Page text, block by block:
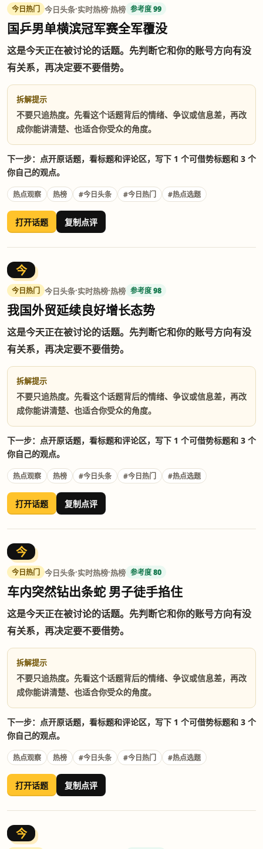
今日热门 今日头条·实时热榜·热榜 参考度 99
国乒男单横滨冠军赛全军覆没
这是今天正在被讨论的话题。先判断它和你的账号方向有没
有关系，再决定要不要借势。
拆解提示
不要只追热度。先看这个话题背后的情绪、争议或信息差，再改
成你能讲清楚、也适合你受众的角度。
下一步：点开原话题，看标题和评论区，写下 1 个可借势标题和 3 个
你自己的观点。
热点观察 热榜 #今日头条 #今日热门 #热点选题
打开话题 复制点评
今
今日热门 今日头条·实时热榜·热榜 参考度 98
我国外贸延续良好增长态势
这是今天正在被讨论的话题。先判断它和你的账号方向有没
有关系，再决定要不要借势。
拆解提示
不要只追热度。先看这个话题背后的情绪、争议或信息差，再改
成你能讲清楚、也适合你受众的角度。
下一步：点开原话题，看标题和评论区，写下 1 个可借势标题和 3 个
你自己的观点。
热点观察 热榜 #今日头条 #今日热门 #热点选题
打开话题 复制点评
今
今日热门 今日头条·实时热榜·热榜 参考度 80
车内突然钻出条蛇 男子徒手掐住
这是今天正在被讨论的话题。先判断它和你的账号方向有没
有关系，再决定要不要借势。
拆解提示
不要只追热度。先看这个话题背后的情绪、争议或信息差，再改
成你能讲清楚、也适合你受众的角度。
下一步：点开原话题，看标题和评论区，写下 1 个可借势标题和 3 个
你自己的观点。
热点观察 热榜 #今日头条 #今日热门 #热点选题
打开话题 复制点评
今